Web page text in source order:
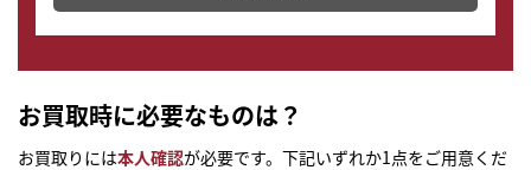
お買取時に必要なものは？
お買取りには本人確認が必要です。下記いずれか1点をご用意くだ